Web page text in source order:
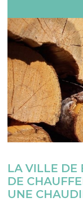
LA VILLE DE
DE
UNE